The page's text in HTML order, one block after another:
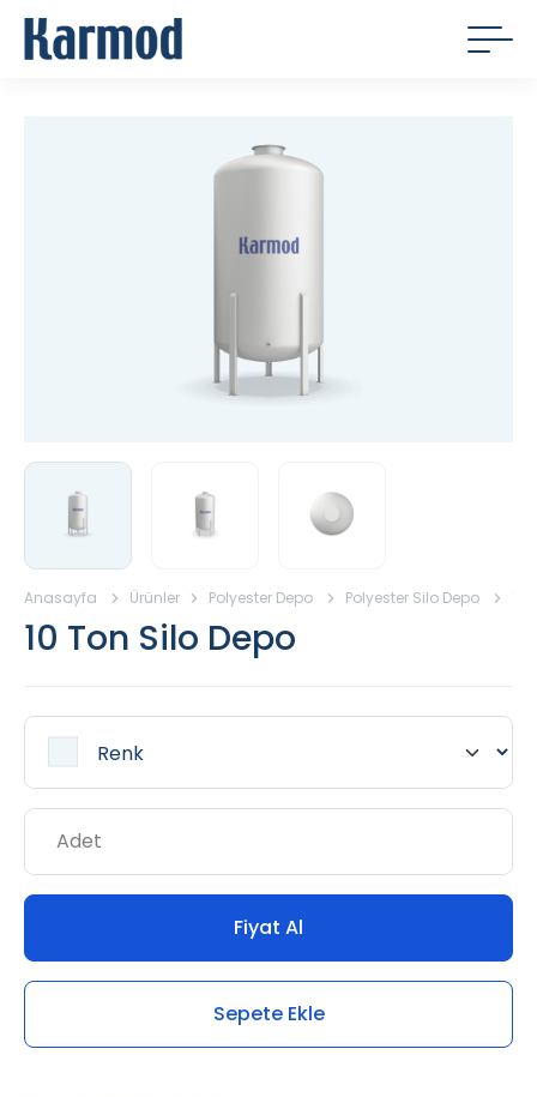
Anasayfa Ürünler Polyester Depo Polyester Silo Depo 10
10 Ton Silo Depo
Fiyat Al
Sepete Ekle